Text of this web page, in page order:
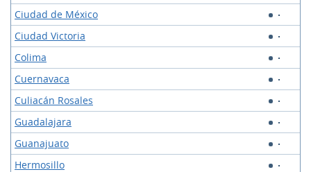
Ciudad de México
Ciudad Victoria
Colima
Cuernavaca
Culiacán Rosales
Guadalajara
Guanajuato
Hermosillo